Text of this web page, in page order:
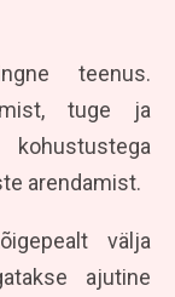
teenus.
tuge ja
arendamist.
välja
ajutine